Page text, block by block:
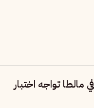
مالطا تواجه اختبار